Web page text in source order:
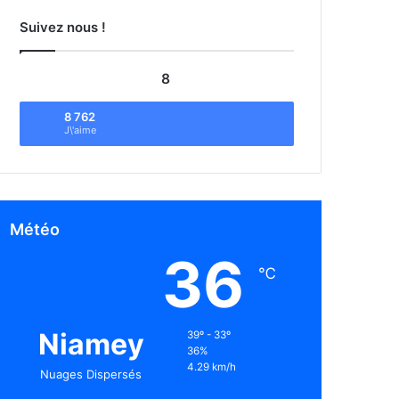
Suivez nous !
8
8 762
J\'aime
Météo
Niamey
Nuages Dispersés
36 ℃
39º - 33º
36%
4.29 km/h